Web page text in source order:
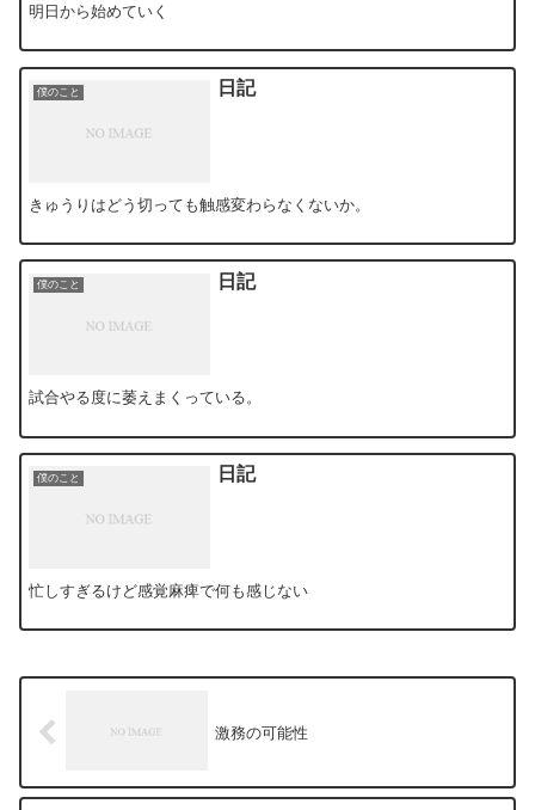
明日から始めていく
僕のこと 日記
きゅうりはどう切っても触感変わらなくないか。
僕のこと 日記
試合やる度に萎えまくっている。
僕のこと 日記
忙しすぎるけど感覚麻痺で何も感じない
激務の可能性